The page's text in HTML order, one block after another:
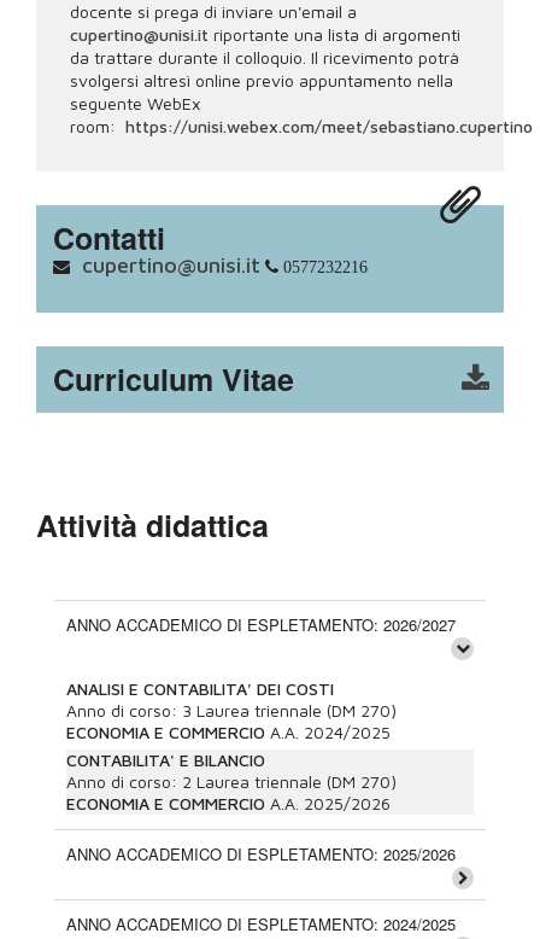
docente si prega di inviare un'email a
cupertino@unisi.it riportante una lista di argomenti
da trattare durante il colloquio. Il ricevimento potrà
svolgersi altresì online previo appuntamento nella
seguente WebEx
room: https://unisi.webex.com/meet/sebastiano.cupertino
Contatti
cupertino@unisi.it 0577232216
Curriculum Vitae
Attività didattica
ANNO ACCADEMICO DI ESPLETAMENTO: 2026/2027
ANALISI E CONTABILITA' DEI COSTI
Anno di corso: 3 Laurea triennale (DM 270)
ECONOMIA E COMMERCIO A.A. 2024/2025
CONTABILITA' E BILANCIO
Anno di corso: 2 Laurea triennale (DM 270)
ECONOMIA E COMMERCIO A.A. 2025/2026
ANNO ACCADEMICO DI ESPLETAMENTO: 2025/2026
ANNO ACCADEMICO DI ESPLETAMENTO: 2024/2025